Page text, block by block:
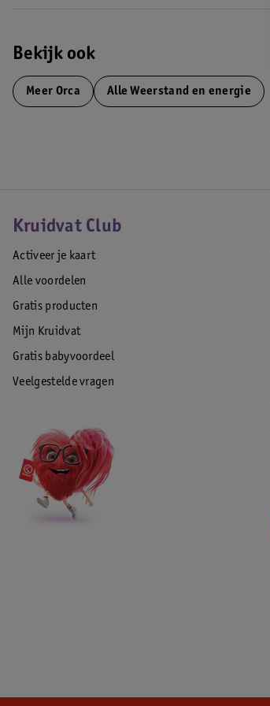
Bekijk ook
Meer Orca Alle Weerstand en energie
Kruidvat Club
Activeer je kaart
Alle voordelen
Gratis producten
Mijn Kruidvat
Gratis babyvoordeel
Veelgestelde vragen